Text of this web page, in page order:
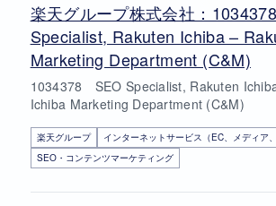
楽天グループ株式会社：
Specialist, Rakuten Ichiba –
Marketing Department (C&M)
1034378 SEO Specialist, Rakuten
Ichiba Marketing Department (C&M)
楽天グループ
インターネットサービス（EC、メディア、
SEO・コンテンツマーケティング